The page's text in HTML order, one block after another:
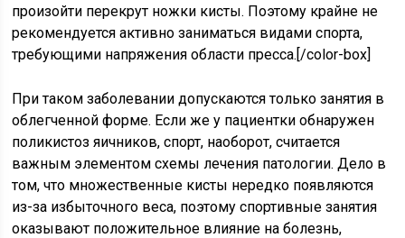
произойти перекрут ножки кисты. Поэтому крайне не
рекомендуется активно заниматься видами спорта,
требующими напряжения области пресса.[/color-box]
При таком заболевании допускаются только занятия в
облегченной форме. Если же у пациентки обнаружен
поликистоз яичников, спорт, наоборот, считается
важным элементом схемы лечения патологии. Дело в
том, что множественные кисты нередко появляются
из-за избыточного веса, поэтому спортивные занятия
оказывают положительное влияние на болезнь,